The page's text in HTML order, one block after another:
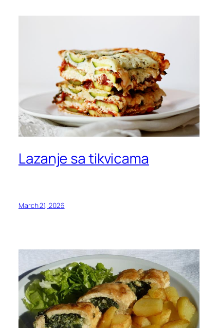
Lazanje sa tikvicama
March 21, 2026